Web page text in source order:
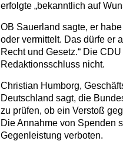
erfolgte „bekanntlich auf
OB Sauerland sagte, er
oder vermittelt. Das dürfe er
Recht und Gesetz.“ Die
Redaktionsschluss nicht.
Christian Humborg,
Deutschland sagt, die
zu prüfen, ob ein Verstoß
Die Annahme von Spenden
Gegenleistung verboten.